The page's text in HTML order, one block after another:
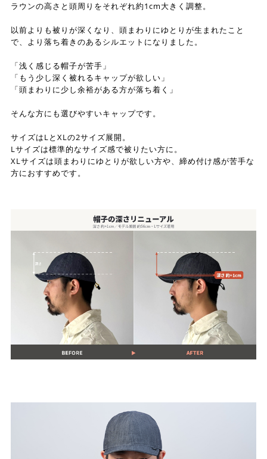
ラウンの高さと頭周りをそれぞれ約1cm大きく調整。
以前よりも被りが深くなり、頭まわりにゆとりが生まれたこと
で、より落ち着きのあるシルエットになりました。
「浅く感じる帽子が苦手」
「もう少し深く被れるキャップが欲しい」
「頭まわりに少し余裕がある方が落ち着く」
そんな方にも選びやすいキャップです。
サイズはLとXLの2サイズ展開。
Lサイズは標準的なサイズ感で被りたい方に。
XLサイズは頭まわりにゆとりが欲しい方や、締め付け感が苦手な
方におすすめです。